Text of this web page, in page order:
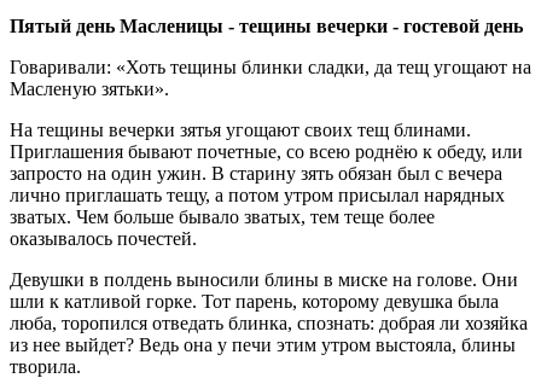
Пятый день Масленицы - тещины вечерки - гостевой день
Говаривали: «Хоть тещины блинки сладки, да тещ угощают на
Масленую зятьки».
На тещины вечерки зятья угощают своих тещ блинами.
Приглашения бывают почетные, со всею роднёю к обеду, или
запросто на один ужин. В старину зять обязан был с вечера
лично приглашать тещу, а потом утром присылал нарядных
зватых. Чем больше бывало зватых, тем теще более
оказывалось почестей.
Девушки в полдень выносили блины в миске на голове. Они
шли к катливой горке. Тот парень, которому девушка была
люба, торо­пился отведать блинка, спознать: добрая ли хозяйка
из нее выйдет? Ведь она у печи этим утром выстояла, блины
творила.